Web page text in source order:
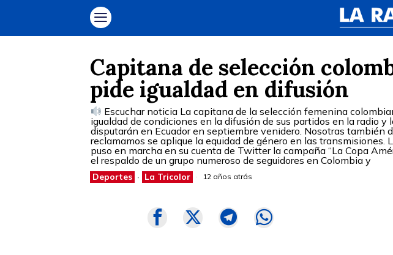
Capitana de selección
pide igualdad en difusión
Escuchar noticia La capitana de la selección femenina
igualdad de condiciones en la difusión de sus partidos en la radio
disputarán en Ecuador en septiembre venidero. Nosotras también
reclamamos se aplique la equidad de género en las transmisiones.
puso en marcha en su cuenta de Twitter la campaña “La Copa
el respaldo de un grupo numeroso de seguidores en Colombia y
Deportes · La Tricolor 12 años atrás